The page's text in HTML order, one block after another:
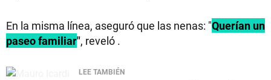
En la misma línea, aseguró que las nenas: "Querían un
paseo familiar", reveló .
LEE TAMBIÉN